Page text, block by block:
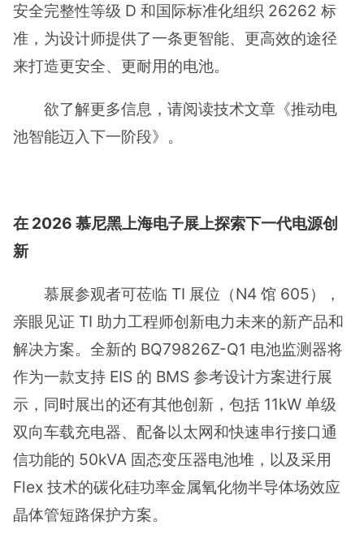
安全完整性等级 D 和国际标准化组织 26262 标
准，为设计师提供了一条更智能、更高效的途径
来打造更安全、更耐用的电池。
欲了解更多信息，请阅读技术文章《推动电
池智能迈入下一阶段》。
在 2026 慕尼黑上海电子展上探索下一代电源创
新
慕展参观者可莅临 TI 展位（N4 馆 605），
亲眼见证 TI 助力工程师创新电力未来的新产品和
解决方案。全新的 BQ79826Z-Q1 电池监测器将
作为一款支持 EIS 的 BMS 参考设计方案进行展
示，同时展出的还有其他创新，包括 11kW 单级
双向车载充电器、配备以太网和快速串行接口通
信功能的 50kVA 固态变压器电池堆，以及采用
Flex 技术的碳化硅功率金属氧化物半导体场效应
晶体管短路保护方案。